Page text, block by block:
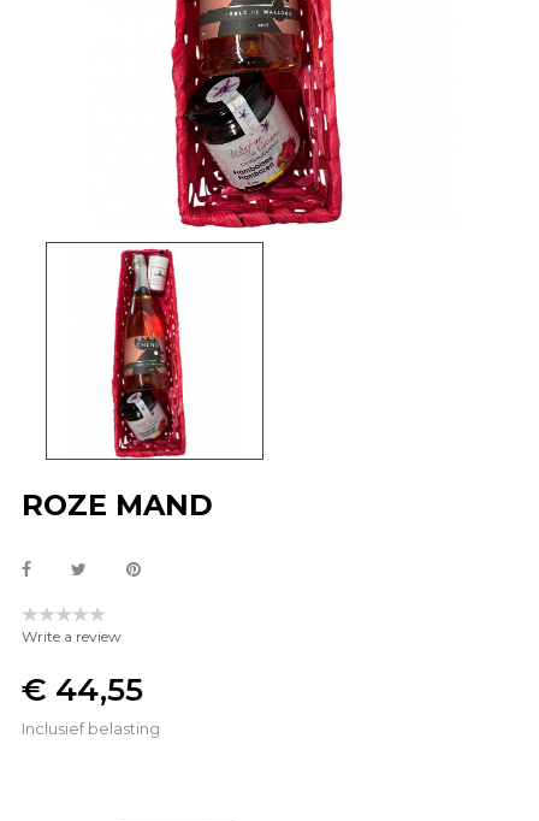
ROZE MAND
Write a review
€ 44,55
Inclusief belasting